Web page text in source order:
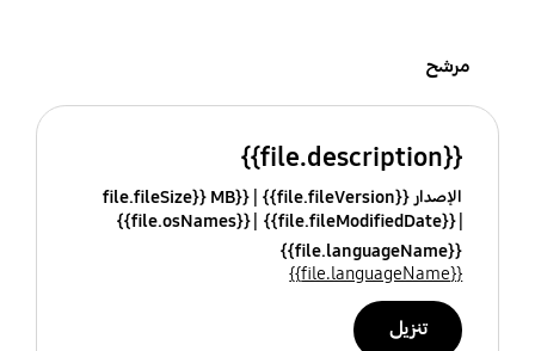
مرشح
{{file.description}}
الإصدار {{file.fileVersion}}
{{file.fileSize}} MB
{{file.fileModifiedDate}}
{{file.osNames}}
{{file.languageName}}
{{file.languageName}}
تنزيل